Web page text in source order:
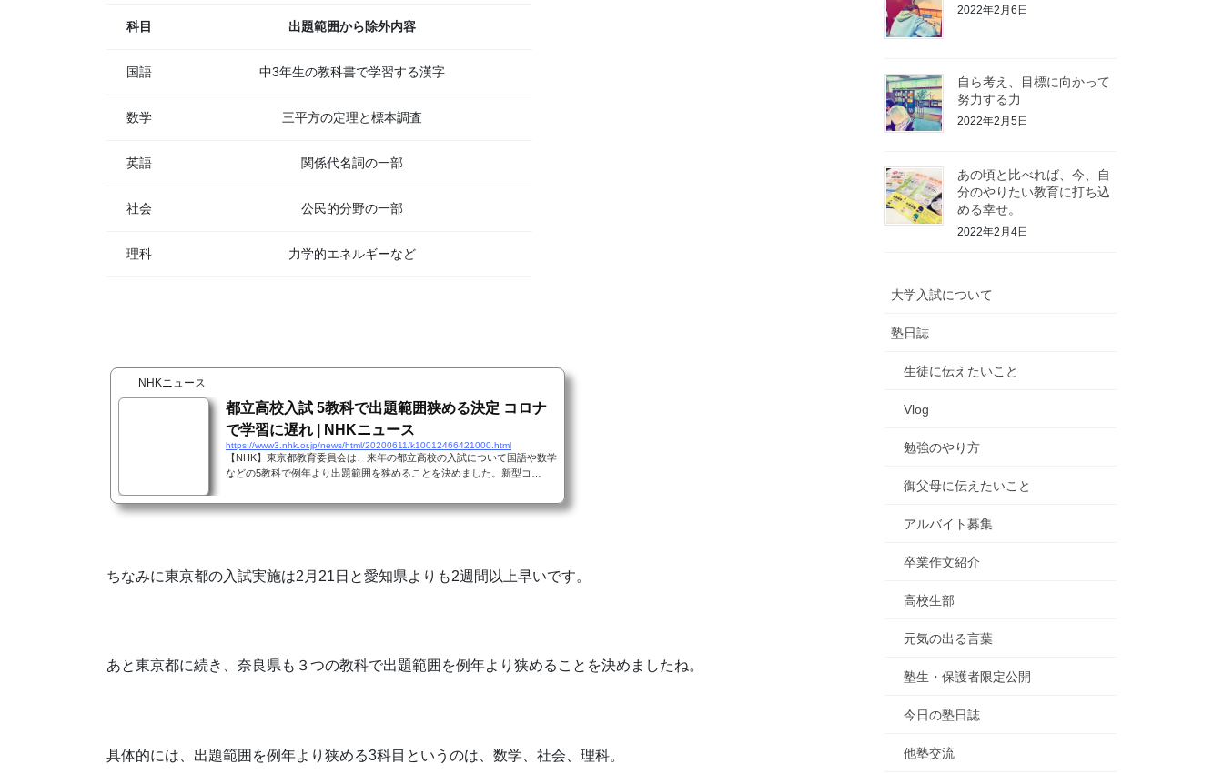
科目 出題範囲から除外内容
国語 中3年生の教科書で学習する漢字
数学 三平方の定理と標本調査
英語 関係代名詞の一部
社会 公民的分野の一部
理科 力学的エネルギーなど
NHKニュース
都立高校入試 5教科で出題範囲狭める決定 コロナ
で学習に遅れ | NHKニュース
https://www3.nhk.or.jp/news/html/20200611/k10012466421000.html
【NHK】東京都教育委員会は、来年の都立高校の入試について国語や数学
などの5教科で例年より出題範囲を狭めることを決めました。新型コ…
ちなみに東京都の入試実施は2月21日と愛知県よりも2週間以上早いです。
あと東京都に続き、奈良県も３つの教科で出題範囲を例年より狭めることを決めましたね。
具体的には、出題範囲を例年より狭める3科目というのは、数学、社会、理科。
2022年2月6日
自ら考え、目標に向かって
努力する力
2022年2月5日
あの頃と比べれば、今、自
分のやりたい教育に打ち込
める幸せ。
2022年2月4日
大学入試について
塾日誌
生徒に伝えたいこと
Vlog
勉強のやり方
御父母に伝えたいこと
アルバイト募集
卒業作文紹介
高校生部
元気の出る言葉
塾生・保護者限定公開
今日の塾日誌
他塾交流